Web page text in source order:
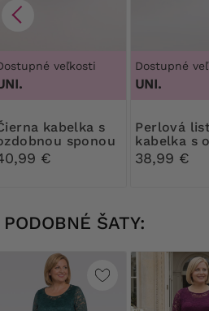
veľkosti
s
sponou
€
Dostupné
UNI.
Perlová listová
kabelka s
38,99 €
PODOBNÉ ŠATY: